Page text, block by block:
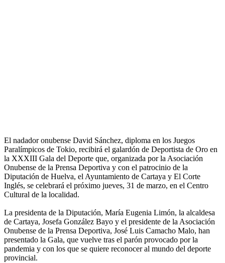
El nadador onubense David Sánchez, diploma en los Juegos
Paralímpicos de Tokio, recibirá el galardón de Deportista de Oro en
la XXXIII Gala del Deporte que, organizada por la Asociación
Onubense de la Prensa Deportiva y con el patrocinio de la
Diputación de Huelva, el Ayuntamiento de Cartaya y El Corte
Inglés, se celebrará el próximo jueves, 31 de marzo, en el Centro
Cultural de la localidad.
La presidenta de la Diputación, María Eugenia Limón, la alcaldesa
de Cartaya, Josefa González Bayo y el presidente de la Asociación
Onubense de la Prensa Deportiva, José Luis Camacho Malo, han
presentado la Gala, que vuelve tras el parón provocado por la
pandemia y con los que se quiere reconocer al mundo del deporte
provincial.